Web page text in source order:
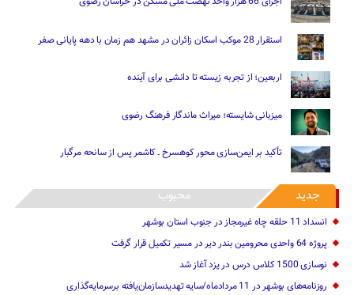
استقرار 28 موکب اسکان زائران در مشهد هم زمان با دهه پایانی صفر
اربعین؛ از تجربه زیسته تا دانشی برای آینده
میزبانی شایسته؛ میراث ماندگار فرهنگ رضوی
تأکید بر ایمن‌سازی محور کوهسرخ ـ کاشمر پس از سانحه مرگبار
جدید محبوب
انسداد 11 حلقه چاه غیرمجاز در جنوب استان بوشهر
پروژه 64 واحدی محرومین بندر دیر در مسیر تکمیل قرار گرفت
نوسازی 1500 کلاس درس در یزد آغاز شد
روزنامه‌های بوشهر در 11 مردادماه/سایه تهدیدسازمان‌یافته برسرمایه‌گذاری